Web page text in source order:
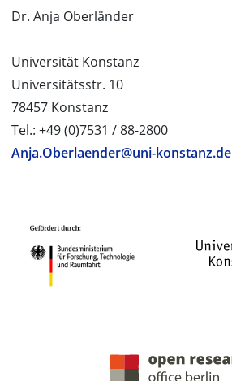
Dr. Anja Oberländer
Universität Konstanz
Universitätsstr. 10
78457 Konstanz
Tel.: +49 (0)7531 / 88-2800
Anja.Oberlaender@uni-konstanz.de